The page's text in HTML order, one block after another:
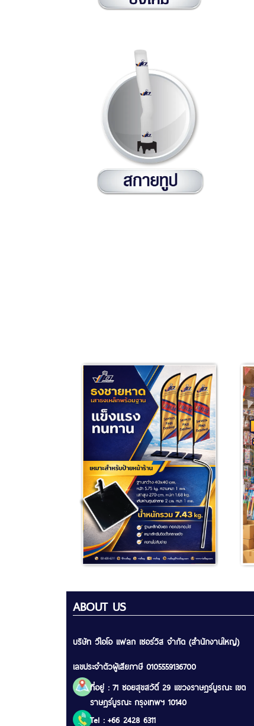
ABOUT US
บริษัท วีไอโอ แฟลก เซอร์วิส จำกัด (สำนักงานใหญ่)
เลขประจำตัวผู้เสียภาษี 0105559136700
ที่อยู่ : 71 ซอยสุขสวัดิ์ 29 แขวงราษฎร์บูรณะ เขต
ราษฎร์บูรณะ กรุงเทพฯ 10140
Tel : +66 2428 6311